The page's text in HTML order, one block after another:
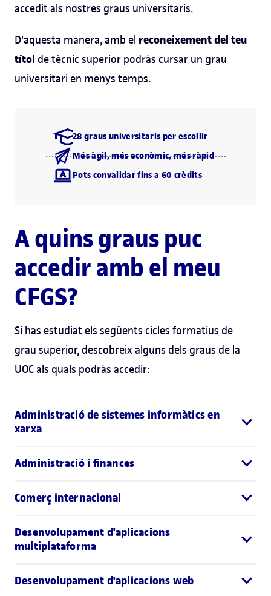
accedit als nostres graus universitaris.
D'aquesta manera, amb el reconeixement del teu
títol de tècnic superior podràs cursar un grau
universitari en menys temps.
28 graus universitaris per escollir
Més àgil, més econòmic, més ràpid
Pots convalidar fins a 60 crèdits
A quins graus puc
accedir amb el meu
CFGS?
Si has estudiat els següents cicles formatius de
grau superior, descobreix alguns dels graus de la
UOC als quals podràs accedir:
Administració de sistemes informàtics en
xarxa
Administració i finances
Comerç internacional
Desenvolupament d'aplicacions
multiplataforma
Desenvolupament d'aplicacions web